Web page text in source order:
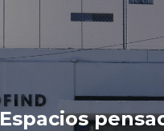
Espacios